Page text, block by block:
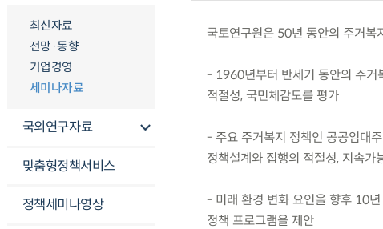
최신자료
전망·동향
기업경영
세미나자료
국외연구자료
맞춤형정책서비스
정책세미나영상
국토연구원은 50년 동안의 주거복
- 1960년부터 반세기 동안의 주거
적절성, 국민체감도를 평가
- 주요 주거복지 정책인 공공임대
정책설계와 집행의 적절성, 지속가
- 미래 환경 변화 요인을 향후 10
정책 프로그램을 제안